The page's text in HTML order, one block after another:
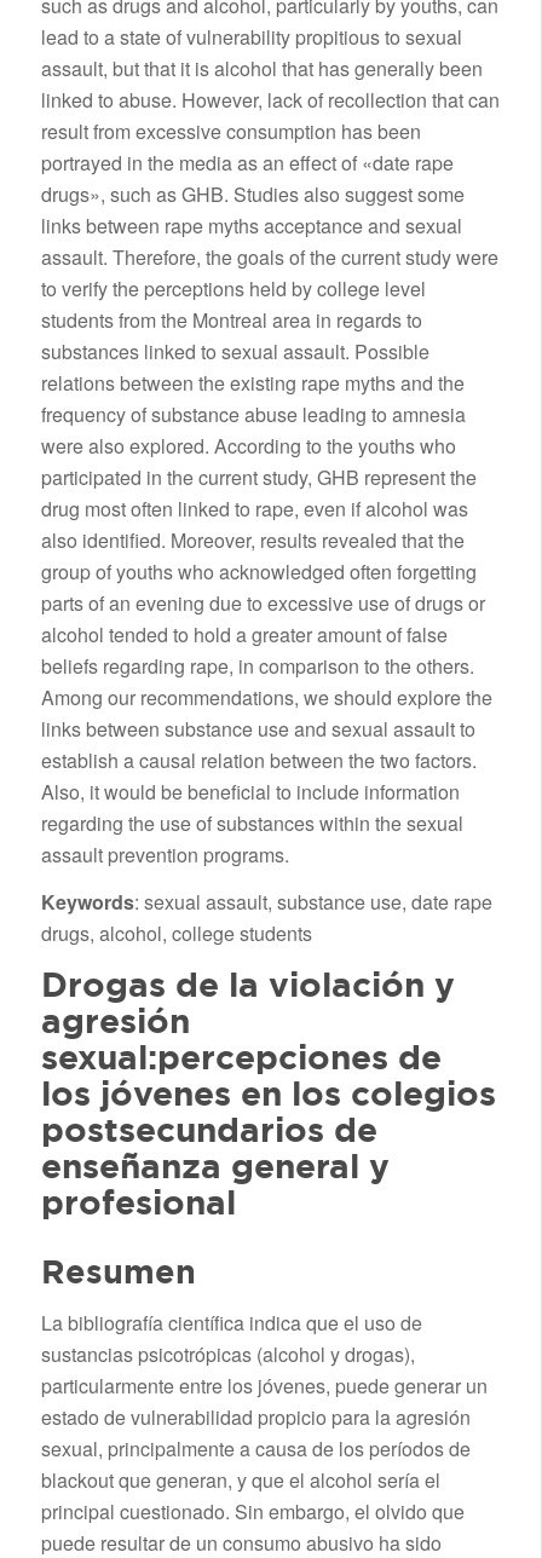
lead to a state of vulnerability propitious to sexual
assault, but that it is alcohol that has generally been
linked to abuse. However, lack of recollection that can
result from excessive consumption has been
portrayed in the media as an effect of «date rape
drugs», such as GHB. Studies also suggest some
links between rape myths acceptance and sexual
assault. Therefore, the goals of the current study were
to verify the perceptions held by college level
students from the Montreal area in regards to
substances linked to sexual assault. Possible
relations between the existing rape myths and the
frequency of substance abuse leading to amnesia
were also explored. According to the youths who
participated in the current study, GHB represent the
drug most often linked to rape, even if alcohol was
also identified. Moreover, results revealed that the
group of youths who acknowledged often forgetting
parts of an evening due to excessive use of drugs or
alcohol tended to hold a greater amount of false
beliefs regarding rape, in comparison to the others.
Among our recommendations, we should explore the
links between substance use and sexual assault to
establish a causal relation between the two factors.
Also, it would be beneficial to include information
regarding the use of substances within the sexual
assault prevention programs.
Keywords: sexual assault, substance use, date rape
drugs, alcohol, college students
Drogas de la violación y
agresión
sexual:percepciones de
los jóvenes en los colegios
postsecundarios de
enseñanza general y
profesional
Resumen
La bibliografía científica indica que el uso de
sustancias psicotrópicas (alcohol y drogas),
particularmente entre los jóvenes, puede generar un
estado de vulnerabilidad propicio para la agresión
sexual, principalmente a causa de los períodos de
blackout que generan, y que el alcohol sería el
principal cuestionado. Sin embargo, el olvido que
puede resultar de un consumo abusivo ha sido